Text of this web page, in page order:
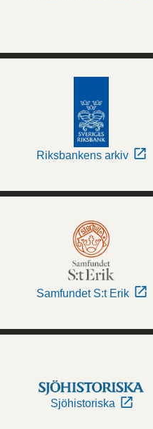
Riksbankens arkiv
Samfundet S:t Erik
Sjöhistoriska